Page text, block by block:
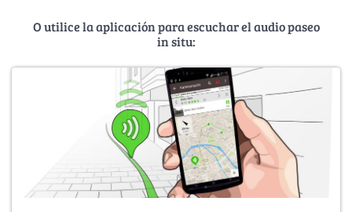
O utilice la aplicación para escuchar el audio paseo
in situ: